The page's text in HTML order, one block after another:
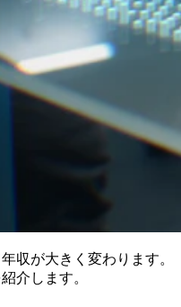
収が大きく変わります。
介します。